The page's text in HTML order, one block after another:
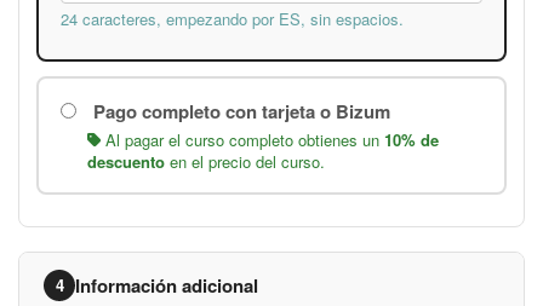
24 caracteres, empezando por ES, sin espacios.
Pago completo con tarjeta o Bizum
Al pagar el curso completo obtienes un 10% de
descuento en el precio del curso.
4 Información adicional